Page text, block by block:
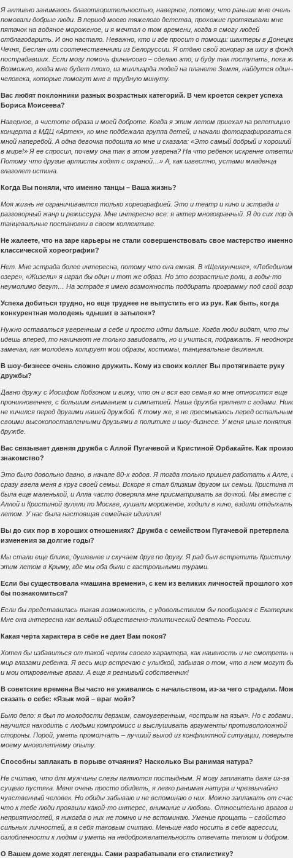
Я активно занимаюсь благотворительностью, наверное, потому, что раньше мне очень
помогали добрые люди. В период моего тяжелого детства, прохожие протягивали мне
пятачок на водяное мороженое, и я мечтал о том времени, когда я смогу людей
отблагодарить. И оно настало. Неважно, кто и где просит о помощи: шахтеры в
Чечня, Беслан или соотечественники из Белоруссии. Я отдаю свой гонорар за шоу в
пострадавших. Если могу помочь финансово – сделаю это, и буду так поступать, пока
Возможно, когда мне будет плохо, из миллиарда людей на планете Земля, найдутся
человека, которые помогут мне в трудную минуту.
Вас любят поклонники разных возрастных категорий. В чем кроется секрет успеха
Бориса Моисеева?
Наверное, в чистоте образа и моей доброте. Когда я этим летом приехал на репетицию
концерта в МДЦ «Артек», ко мне подбежала группа детей, и начали фотографироваться
мной наперебой. А одна девочка подошла ко мне и сказала: «Это самый добрый и хороший
в мире!» Я ее спросил, почему она так в этом уверена? На что ребенок искренне
Потому что другие артисты ходят с охраной…» А, как известно, устами младенца
глаголет истина.
Когда Вы поняли, что именно танцы – Ваша жизнь?
Моя жизнь не ограничивается только хореографией. Это и театр и кино и эстрада и
разговорный жанр и режиссура. Мне интересно все: я актер многогранный. Я до сих пор
танцевальные постановки в своем коллективе.
Не жалеете, что на заре карьеры не стали совершенствовать свое мастерство
классической хореографии?
Нет. Мне эстрада более интересна, потому что она емкая. В «Щелкунчике», «Лебедином
озере», «Жизели» я играл бы один и тот же образ. Но это возрастные роли, а годы-то
неумолимо бегут… На эстраде я имею возможность подбирать программу под свой
Успеха добиться трудно, но еще труднее не выпустить его из рук. Как быть, когда
конкурентная молодежь «дышит в затылок»?
Нужно оставаться уверенным в себе и просто идти дальше. Когда люди видят, что ты
идешь вперед, то начинают не только завидовать, но и учиться, подражать. Я
замечал, как молодежь копирует мои образы, костюмы, танцевальные движения.
В шоу-бизнесе очень сложно дружить. Кому из своих коллег Вы протягиваете руку
дружбы?
Давно дружу с Иосифом Кобзоном и вижу, что он и вся его семья ко мне относится еще
проникновеннее, с большим вниманием и симпатией. Наша дружба крепнет с годами.
не кичился перед другими нашей дружбой. К тому же, я не пресмыкаюсь перед
своими высокопоставленными друзьями в политике и шоу-бизнесе. У меня иные понятия
дружбе.
Вас связывает давняя дружба с Аллой Пугачевой и Кристиной Орбакайте. Как
знакомство?
Это было довольно давно, в начале 80-х годов. Я тогда только пришел работать к Алле,
сразу ввела меня в круг своей семьи. Вскоре я стал близким другом их семьи. Кристина
была еще маленькой, и Алла часто доверяла мне присматривать за дочкой. Мы вместе с
Аллой и Кристиной гуляли по Москве, кушали мороженое, ходили в кино, ездили отдыхать
летом. У нас была настоящая семейная идиллия!
Вы до сих пор в хороших отношениях? Дружба с семейством Пугачевой претерпела
изменения за долгие годы?
Мы стали еще ближе, душевнее и скучаем друг по другу. Я рад был встретить Кристину
этим летом в Крыму, где мы оба были с гастрольными турами.
Если бы существовала «машина времени», с кем из великих личностей прошлого
бы познакомиться?
Если бы представилась такая возможность, с удовольствием бы пообщался с
Мне она интересна как великий общественно-политический деятель России.
Какая черта характера в себе не дает Вам покоя?
Хотел бы избавиться от такой черты своего характера, как наивность и не смотреть
мир глазами ребенка. Я весь мир встречаю с улыбкой, забывая о том, что в нем могут
и мои откровенные враги. А еще я ревнивый собственник!
В советские времена Вы часто не уживались с начальством, из-за чего страдали.
сказать о себе: «Язык мой – враг мой»?
Было дело: я был по молодости дерзким, самоуверенным, «острым на язык». Но с годами
научился находить с людьми компромисс и выслушивать аргументы противоположной
стороны. Порой, уметь промолчать – лучший выход из конфликтной ситуации, поверьте
моему многолетнему опыту.
Способны заплакать в порыве отчаяния? Насколько Вы ранимая натура?
Не считаю, что для мужчины слезы являются постыдным. Я могу заплакать даже из-за
сущего пустяка. Меня очень просто обидеть, я легко ранимая натура и чрезвычайно
чувственный человек. Но обиды забываю и не вспоминаю о них. Можно заплакать от
что к тебе люди проявили какой-то интерес, внимание и любовь. Относительно врагов и
неприятностей, я никогда о них не помню и не вспоминаю. Умение прощать – свойство
сильных личностей, а я себя таковым считаю. Меньше надо носить в себе агрессии,
озлобленности к людям и уметь на недоброжелательность отвечать теплом и добром.
О Вашем доме ходят легенды. Сами разрабатывали его стилистику?